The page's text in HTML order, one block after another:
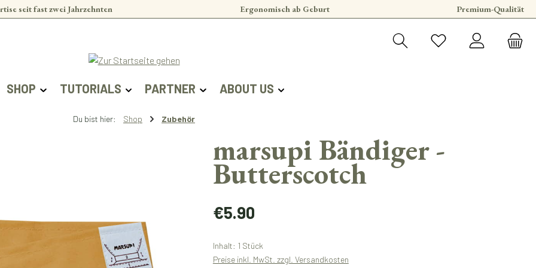
seit fast zwei Jahrzehnten Ergonomisch ab Geburt Premium-Qualität
SHOP TUTORIALS PARTNER ABOUT US
Du bist hier: Shop Zubehör
marsupi Bändiger -
Butterscotch
Regulärer Preis:
€5.90
Inhalt: 1 Stück
Preise inkl. MwSt. zzgl. Versandkosten